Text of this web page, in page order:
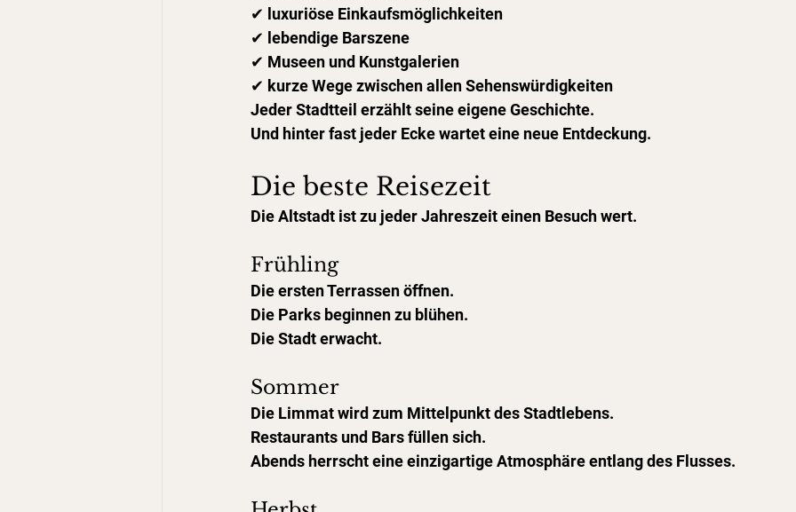
✔ luxuriöse Einkaufsmöglichkeiten
✔ lebendige Barszene
✔ Museen und Kunstgalerien
✔ kurze Wege zwischen allen Sehenswürdigkeiten
Jeder Stadtteil erzählt seine eigene Geschichte.
Und hinter fast jeder Ecke wartet eine neue Entdeckung.
Die beste Reisezeit
Die Altstadt ist zu jeder Jahreszeit einen Besuch wert.
Frühling
Die ersten Terrassen öffnen.
Die Parks beginnen zu blühen.
Die Stadt erwacht.
Sommer
Die Limmat wird zum Mittelpunkt des Stadtlebens.
Restaurants und Bars füllen sich.
Abends herrscht eine einzigartige Atmosphäre entlang des Flusses.